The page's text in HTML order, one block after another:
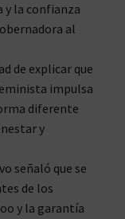
y la confianza
al
de explicar que
impulsa
diferente
y
señaló que se
de los
y la garantía